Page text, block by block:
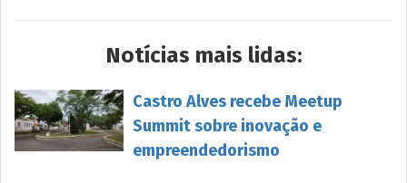
Notícias mais lidas:
Castro Alves recebe Meetup
Summit sobre inovação e
empreendedorismo